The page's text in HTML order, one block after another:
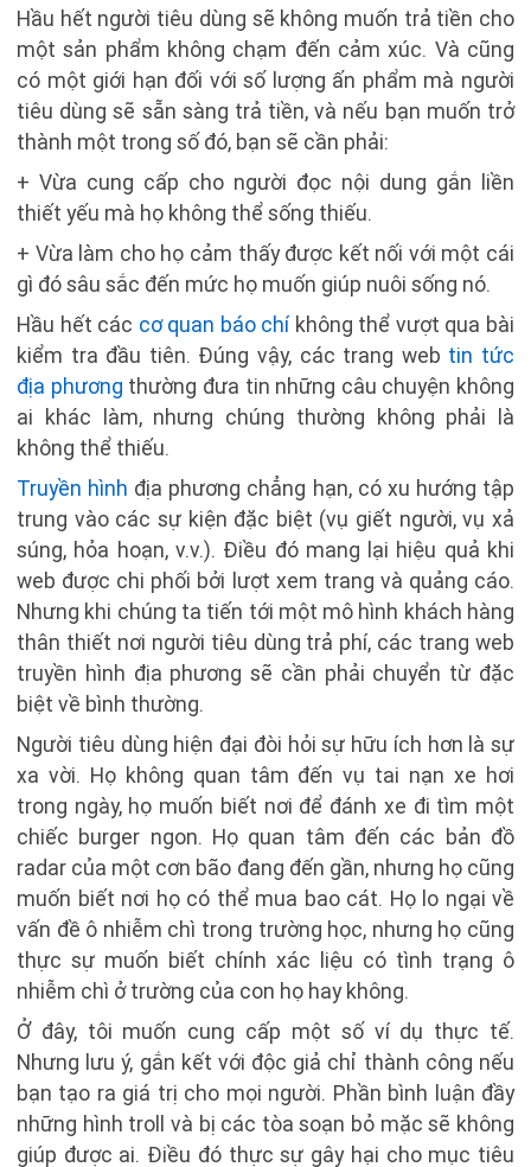
Hầu hết người tiêu dùng sẽ không muốn trả tiền cho
một sản phẩm không chạm đến cảm xúc. Và cũng
có một giới hạn đối với số lượng ấn phẩm mà người
tiêu dùng sẽ sẵn sàng trả tiền, và nếu bạn muốn trở
thành một trong số đó, bạn sẽ cần phải:
+ Vừa cung cấp cho người đọc nội dung gắn liền
thiết yếu mà họ không thể sống thiếu.
+ Vừa làm cho họ cảm thấy được kết nối với một cái
gì đó sâu sắc đến mức họ muốn giúp nuôi sống nó.
Hầu hết các cơ quan báo chí không thể vượt qua bài
kiểm tra đầu tiên. Đúng vậy, các trang web tin tức
địa phương thường đưa tin những câu chuyện không
ai khác làm, nhưng chúng thường không phải là
không thể thiếu.
Truyền hình địa phương chẳng hạn, có xu hướng tập
trung vào các sự kiện đặc biệt (vụ giết người, vụ xả
súng, hỏa hoạn, v.v.). Điều đó mang lại hiệu quả khi
web được chi phối bởi lượt xem trang và quảng cáo.
Nhưng khi chúng ta tiến tới một mô hình khách hàng
thân thiết nơi người tiêu dùng trả phí, các trang web
truyền hình địa phương sẽ cần phải chuyển từ đặc
biệt về bình thường.
Người tiêu dùng hiện đại đòi hỏi sự hữu ích hơn là sự
xa vời. Họ không quan tâm đến vụ tai nạn xe hơi
trong ngày, họ muốn biết nơi để đánh xe đi tìm một
chiếc burger ngon. Họ quan tâm đến các bản đồ
radar của một cơn bão đang đến gần, nhưng họ cũng
muốn biết nơi họ có thể mua bao cát. Họ lo ngại về
vấn đề ô nhiễm chì trong trường học, nhưng họ cũng
thực sự muốn biết chính xác liệu có tình trạng ô
nhiễm chì ở trường của con họ hay không.
Ở đây, tôi muốn cung cấp một số ví dụ thực tế.
Nhưng lưu ý, gắn kết với độc giả chỉ thành công nếu
bạn tạo ra giá trị cho mọi người. Phần bình luận đầy
những hình troll và bị các tòa soạn bỏ mặc sẽ không
giúp được ai. Điều đó thực sự gây hại cho mục tiêu